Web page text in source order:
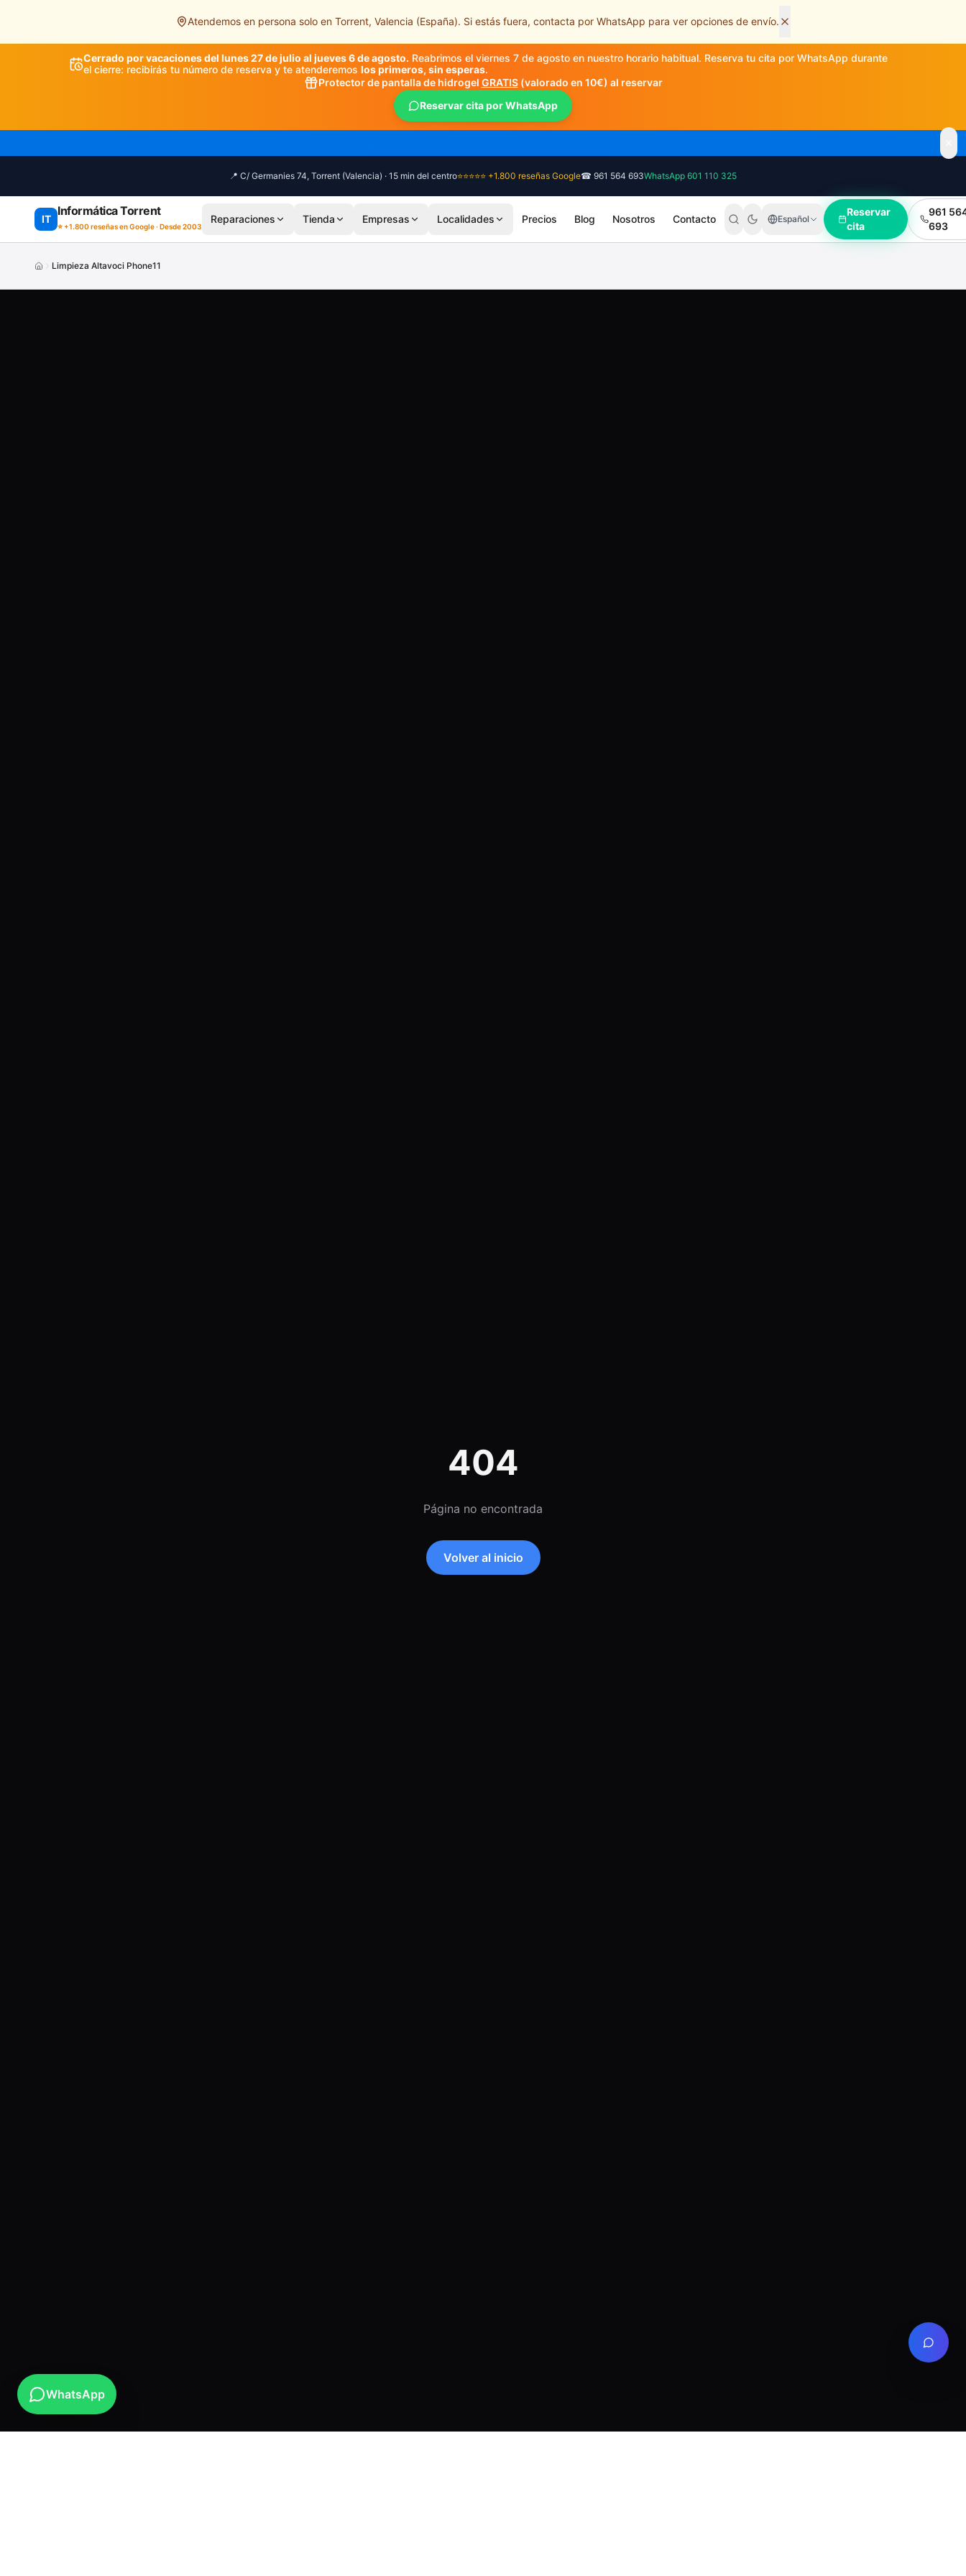
Atendemos en persona solo en Torrent, Valencia (España). Si estás fuera, contacta por WhatsApp para ver opciones de envío.
Cerrado por vacaciones del lunes 27 de julio al jueves 6 de agosto. Reabrimos el viernes 7 de agosto en nuestro horario habitual. Reserva tu cita por WhatsApp durante
el cierre: recibirás tu número de reserva y te atenderemos los primeros, sin esperas.
Protector de pantalla de hidrogel GRATIS(valorado en 10€) al reservar
Reservar cita por WhatsApp
📍 C/ Germanies 74, Torrent (Valencia) · 15 min del centro⭐⭐⭐⭐⭐ +1.800 reseñas Google☎ 961 564 693WhatsApp 601 110 325
IT
Informática Torrent
⭐ +1.800 reseñas en Google · Desde 2003
Reparaciones Tienda Empresas Localidades Precios Blog Nosotros Contacto Español
Reservar
cita
961
693
Limpieza Altavoci Phone11
404
Página no encontrada
Volver al inicio
WhatsApp